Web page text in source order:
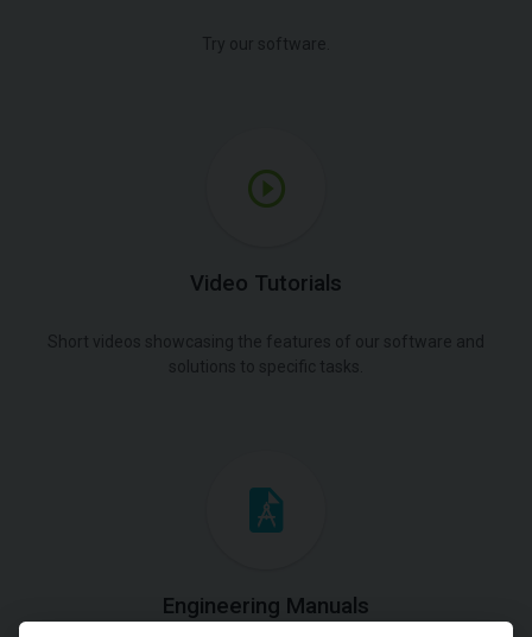
Try our software.
Video Tutorials
Short videos showcasing the features of our software and
solutions to specific tasks.
Engineering Manuals